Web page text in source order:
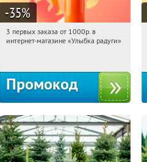
-35%
15:08:06 Получили:
3 первых заказа от 1000р. в
интернет-магазине «Улыбка радуги»
Промокод